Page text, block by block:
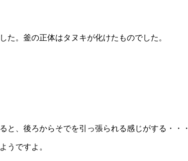
。釜の正体はタヌキが化けたものでした。
と、後ろからそでを引っ張られる感じがする・・・
うですよ。